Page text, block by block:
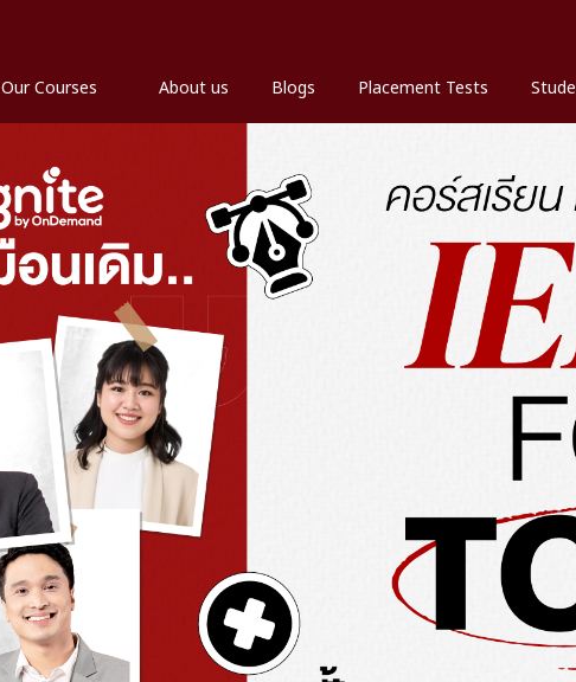
Our Courses About us Blogs Placement Tests